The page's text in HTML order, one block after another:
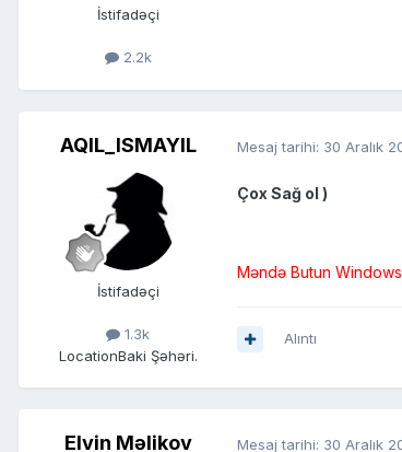
İstifadəçi
2.2k
AQIL_ISMAYIL
İstifadəçi
1.3k
LocationBaki Şəhəri.
Mesaj tarihi: 30 Aralık
Çox Sağ ol )
Məndə Butun
Alıntı
Elvin Məlikov Mesaj tarihi: 30 Aralık